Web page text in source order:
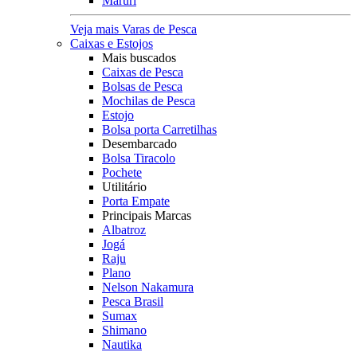
Veja mais Varas de Pesca
Caixas e Estojos
Mais buscados
Caixas de Pesca
Bolsas de Pesca
Mochilas de Pesca
Estojo
Bolsa porta Carretilhas
Desembarcado
Bolsa Tiracolo
Pochete
Utilitário
Porta Empate
Principais Marcas
Albatroz
Jogá
Raju
Plano
Nelson Nakamura
Pesca Brasil
Sumax
Shimano
Nautika